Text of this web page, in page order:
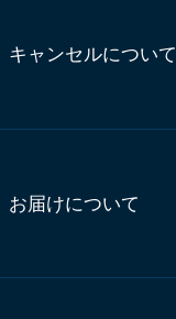
キャンセルについて
お届けについて